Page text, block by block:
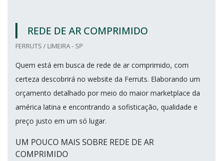
REDE DE AR COMPRIMIDO
FERRUTS / LIMEIRA - SP
Quem está em busca de rede de ar comprimido, com
certeza descobrirá no website da Ferruts. Elaborando um
orçamento detalhado por meio do maior marketplace da
américa latina e encontrando a sofisticação, qualidade e
preço justo em um só lugar.
UM POUCO MAIS SOBRE REDE DE AR
COMPRIMIDO